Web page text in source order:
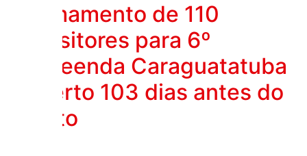
Chamamento de 110
expositores para 6º
Empreenda Caraguatatuba
é aberto 103 dias antes do
evento